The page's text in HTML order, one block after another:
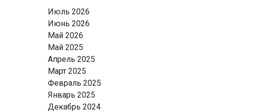
Июль 2026
Июнь 2026
Май 2026
Май 2025
Апрель 2025
Март 2025
Февраль 2025
Январь 2025
Декабрь 2024